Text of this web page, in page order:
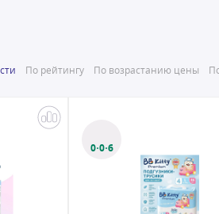
По рейтингу По возрастанию цены
0·0·6